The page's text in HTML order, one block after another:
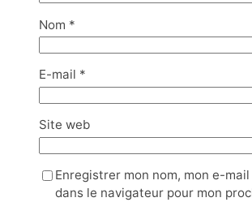
Nom *
E-mail *
Site web
Enregistrer mon nom, mon e-
dans le navigateur pour mon